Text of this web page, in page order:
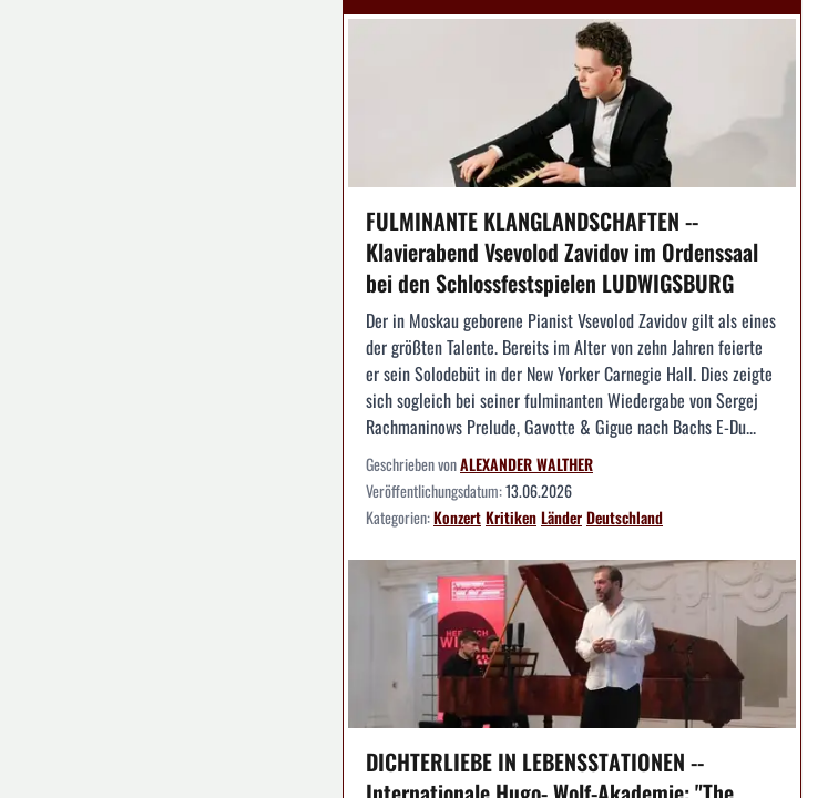
FULMINANTE KLANGLANDSCHAFTEN --
Klavierabend Vsevolod Zavidov im Ordenssaal
bei den Schlossfestspielen LUDWIGSBURG
Der in Moskau geborene Pianist Vsevolod Zavidov gilt als eines
der größten Talente. Bereits im Alter von zehn Jahren feierte
er sein Solodebüt in der New Yorker Carnegie Hall. Dies zeigte
sich sogleich bei seiner fulminanten Wiedergabe von Sergej
Rachmaninows Prelude, Gavotte & Gigue nach Bachs E-Du...
Geschrieben vonALEXANDER WALTHER
Veröffentlichungsdatum:13.06.2026
Kategorien:KonzertKritikenLänderDeutschland
DICHTERLIEBE IN LEBENSSTATIONEN --